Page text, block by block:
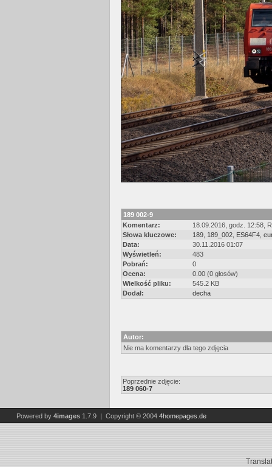
189 002-9
Komentarz:
18.09.2016, godz. 12:58,
Słowa kluczowe:
189 189_002 ES64F4
Data:
30.11.2016 01:07
Wyświetleń:
483
Pobrań:
0
Ocena:
0.00 (0 głosów)
Wielkość pliku:
545.2 KB
Dodał:
decha
Autor:
Nie ma komentarzy dla tego zdjęcia
Poprzednie zdjęcie:
189 060-7
Powered by 4images 1.7.9 | Copyright © 2004 4homepages.de